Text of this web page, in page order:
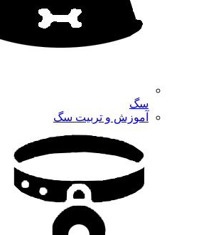
سگ
آموزش و تربیت سگ